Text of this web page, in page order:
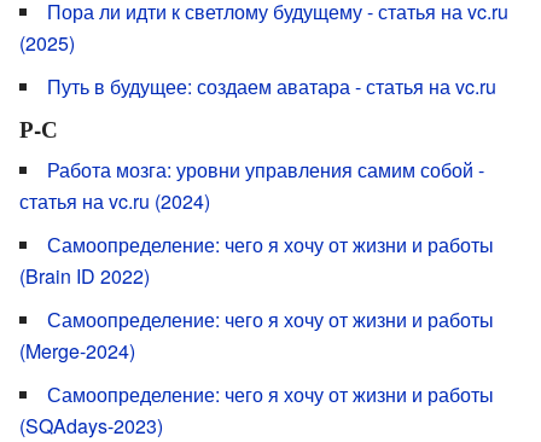
Пора ли идти к светлому будущему - статья на vc.ru
(2025)
Путь в будущее: создаем аватара - статья на vc.ru
Р-С
Работа мозга: уровни управления самим собой -
статья на vc.ru (2024)
Самоопределение: чего я хочу от жизни и работы
(Brain ID 2022)
Самоопределение: чего я хочу от жизни и работы
(Merge-2024)
Самоопределение: чего я хочу от жизни и работы
(SQAdays-2023)